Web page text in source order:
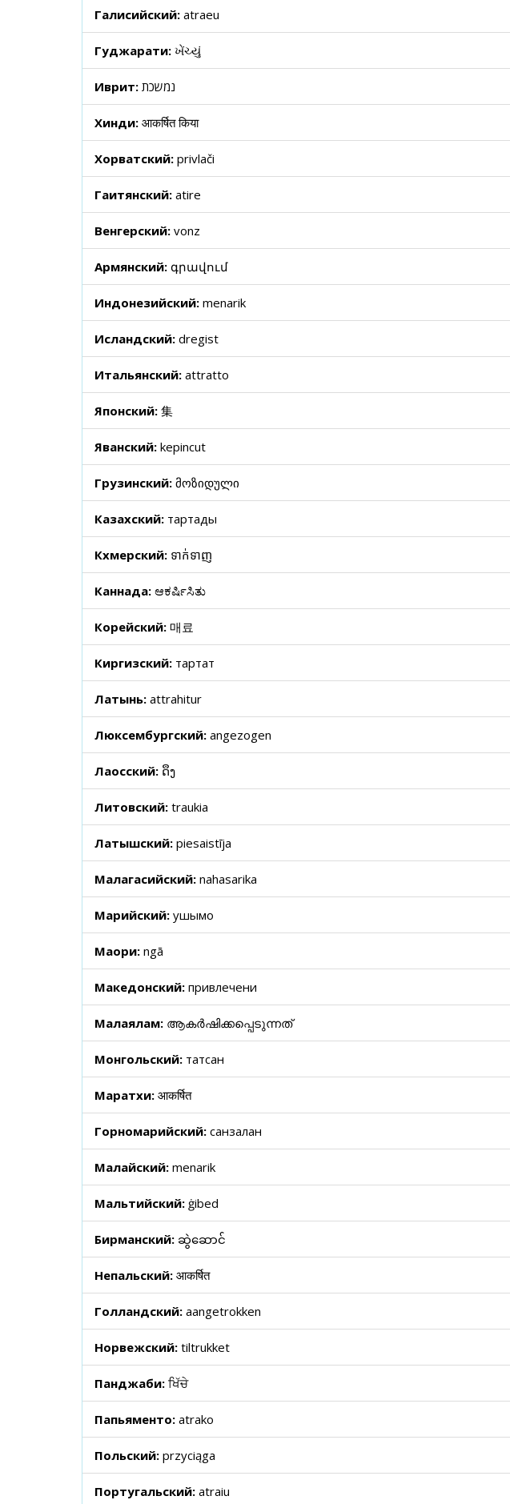
Галисийский: atraeu
Гуджарати: ખેંચ્યું
Иврит: נמשכת
Хинди: आकर्षित किया
Хорватский: privlači
Гаитянский: atire
Венгерский: vonz
Армянский: գրավում
Индонезийский: menarik
Исландский: dregist
Итальянский: attratto
Японский: 集
Яванский: kepincut
Грузинский: მოზიდული
Казахский: тартады
Кхмерский: ទាក់ទាញ
Каннада: ಆಕರ್ಷಿಸಿತು
Корейский: 매료
Киргизский: тартат
Латынь: attrahitur
Люксембургский: angezogen
Лаосский: ດຶງ
Литовский: traukia
Латышский: piesaistīja
Малагасийский: nahasarika
Марийский: ушымо
Маори: ngā
Македонский: привлечени
Малаялам: ആകർഷിക്കപ്പെടുന്നത്
Монгольский: татсан
Маратхи: आकर्षित
Горномарийский: санзалан
Малайский: menarik
Мальтийский: ġibed
Бирманский: ဆွဲဆောင်
Непальский: आकर्षित
Голландский: aangetrokken
Норвежский: tiltrukket
Панджаби: ਖਿੱਚੇ
Папьяменто: atrako
Польский: przyciąga
Португальский: atraiu